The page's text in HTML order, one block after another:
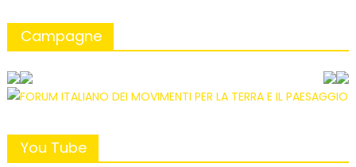
Campagne
You Tube